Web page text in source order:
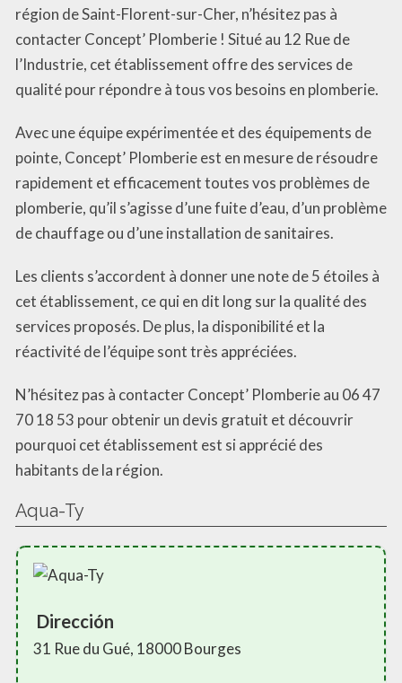
région de Saint-Florent-sur-Cher, n’hésitez pas à
contacter Concept’ Plomberie ! Situé au 12 Rue de
l’Industrie, cet établissement offre des services de
qualité pour répondre à tous vos besoins en plomberie.
Avec une équipe expérimentée et des équipements de
pointe, Concept’ Plomberie est en mesure de résoudre
rapidement et efficacement toutes vos problèmes de
plomberie, qu’il s’agisse d’une fuite d’eau, d’un problème
de chauffage ou d’une installation de sanitaires.
Les clients s’accordent à donner une note de 5 étoiles à
cet établissement, ce qui en dit long sur la qualité des
services proposés. De plus, la disponibilité et la
réactivité de l’équipe sont très appréciées.
N’hésitez pas à contacter Concept’ Plomberie au 06 47
70 18 53 pour obtenir un devis gratuit et découvrir
pourquoi cet établissement est si apprécié des
habitants de la région.
Aqua-Ty
Dirección
31 Rue du Gué, 18000 Bourges